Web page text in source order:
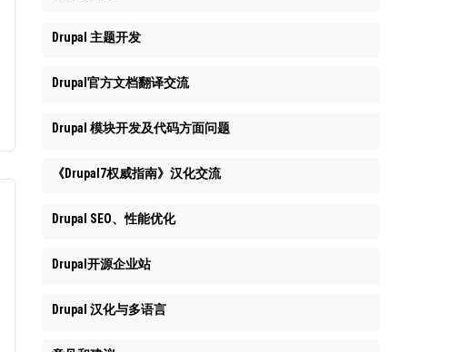
Drupal 主题开发
Drupal官方文档翻译交流
Drupal 模块开发及代码方面问题
《Drupal7权威指南》汉化交流
Drupal SEO、性能优化
Drupal开源企业站
Drupal 汉化与多语言